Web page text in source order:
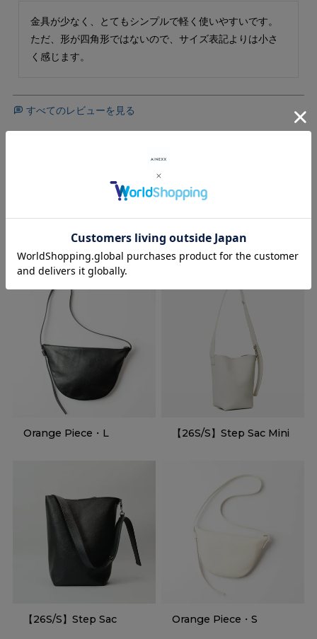
金具が少なく、とてもシンプルで軽く使いやすいです。
ただ、形が四角形ではないので、サイズ表記よりは小さ
く感じます。
すべてのレビューを見る
Orange Piece・L 【26S/S】Step Sac Mini
【26S/S】Step Sac Orange Piece・S